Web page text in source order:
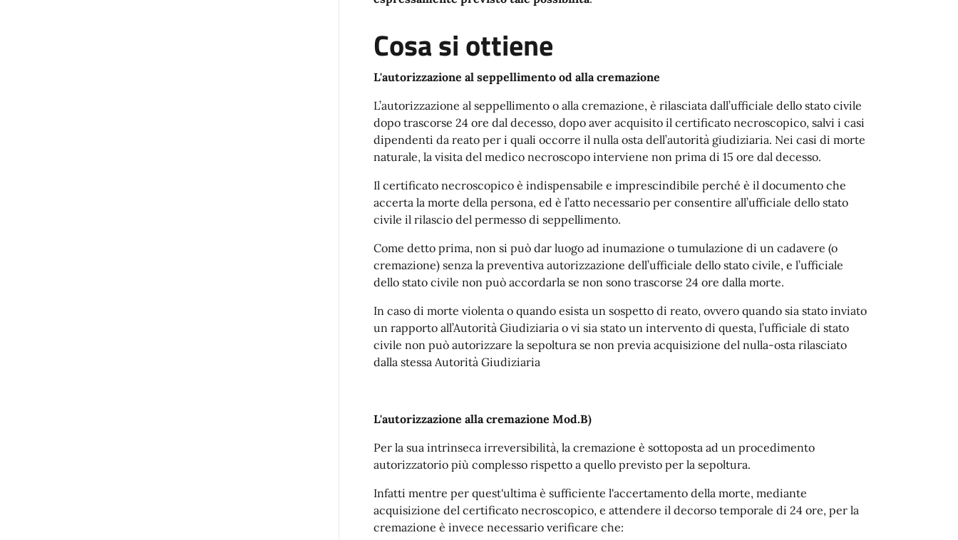
Cosa si ottiene
L'autorizzazione al seppellimento od alla cremazione
L’autorizzazione al seppellimento o alla cremazione, è rilasciata dall’ufficiale dello stato civile
dopo trascorse 24 ore dal decesso, dopo aver acquisito il certificato necroscopico, salvi i casi
dipendenti da reato per i quali occorre il nulla osta dell’autorità giudiziaria. Nei casi di morte
naturale, la visita del medico necroscopo interviene non prima di 15 ore dal decesso.
Il certificato necroscopico è indispensabile e imprescindibile perché è il documento che
accerta la morte della persona, ed è l’atto necessario per consentire all’ufficiale dello stato
civile il rilascio del permesso di seppellimento.
Come detto prima, non si può dar luogo ad inumazione o tumulazione di un cadavere (o
cremazione) senza la preventiva autorizzazione dell’ufficiale dello stato civile, e l’ufficiale
dello stato civile non può accordarla se non sono trascorse 24 ore dalla morte.
In caso di morte violenta o quando esista un sospetto di reato, ovvero quando sia stato inviato
un rapporto all’Autorità Giudiziaria o vi sia stato un intervento di questa, l’ufficiale di stato
civile non può autorizzare la sepoltura se non previa acquisizione del nulla-osta rilasciato
dalla stessa Autorità Giudiziaria
L'autorizzazione alla cremazione Mod.B)
Per la sua intrinseca irreversibilità, la cremazione è sottoposta ad un procedimento
autorizzatorio più complesso rispetto a quello previsto per la sepoltura.
Infatti mentre per quest'ultima è sufficiente l'accertamento della morte, mediante
acquisizione del certificato necroscopico, e attendere il decorso temporale di 24 ore, per la
cremazione è invece necessario verificare che: